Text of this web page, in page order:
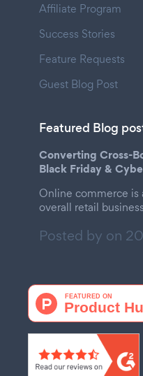
Affiliate Program
Success Stories
Feature Requests
Guest Blog Post
Featured Blog
Converting Cross-
Black Friday &
Online commerce is
overall retail
Posted by on